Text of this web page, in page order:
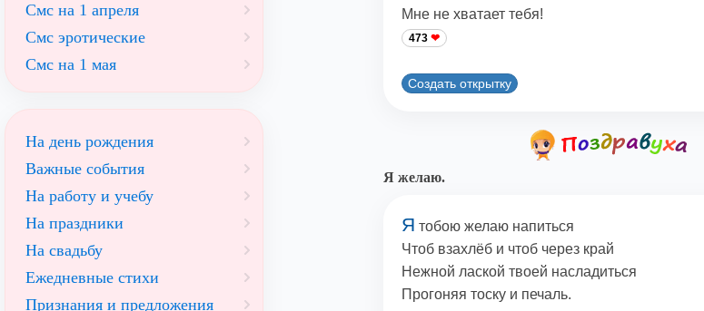
Мне не хватает тебя!
473
Создать открытку
Я желаю.
Я тобою желаю напиться
Чтоб взахлёб и чтоб через край
Нежной лаской твоей насладиться
Прогоняя тоску и печаль.
Смс на 1 апреля
Смс эротические
Смс на 1 мая
На день рождения
Важные события
На работу и учебу
На праздники
На свадьбу
Ежедневные стихи
Признания и предложения